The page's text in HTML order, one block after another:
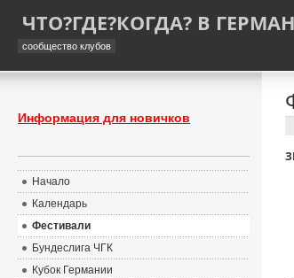
ЧТО?ГДЕ?КОГДА? В
сообщество клубов
Информация для новичков
Начало
Календарь
Фестивали
Бундеслига ЧГК
Кубок Германии